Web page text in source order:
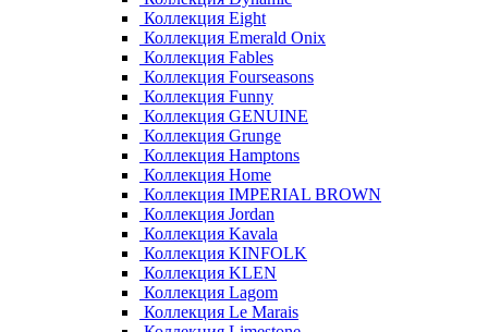
Коллекция Eight
Коллекция Emerald Onix
Коллекция Fables
Коллекция Fourseasons
Коллекция Funny
Коллекция GENUINE
Коллекция Grunge
Коллекция Hamptons
Коллекция Home
Коллекция IMPERIAL BROWN
Коллекция Jordan
Коллекция Kavala
Коллекция KINFOLK
Коллекция KLEN
Коллекция Lagom
Коллекция Le Marais